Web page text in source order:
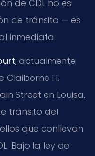
de CDL no es
de tránsito — es
inmediata.
, actualmente
Claiborne H.
Street en Louisa,
tránsito del
que conllevan
Bajo la ley de